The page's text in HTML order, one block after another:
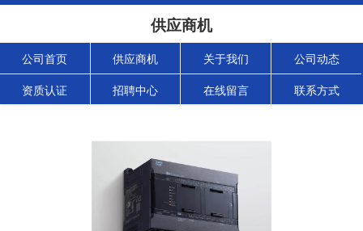
供应商机
公司首页 供应商机 关于我们 公司动态
资质认证 招聘中心 在线留言 联系方式